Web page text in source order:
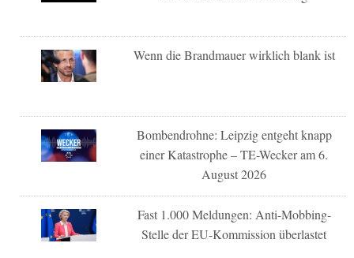
Wenn die Brandmauer wirklich blank ist
Bombendrohne: Leipzig entgeht knapp
einer Katastrophe – TE-Wecker am 6.
August 2026
Fast 1.000 Meldungen: Anti-Mobbing-
Stelle der EU-Kommission überlastet